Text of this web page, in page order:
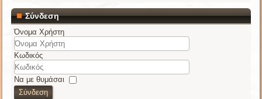
Σύνδεση
Όνομα Χρήστη
Κωδικός
Να με θυμάσαι
Σύνδεση